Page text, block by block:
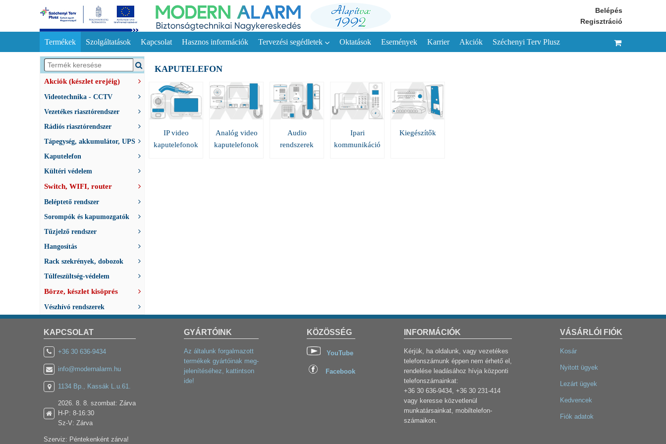
Belépés
Regisztráció
Termékek Szolgáltatások Kapcsolat Hasznos információk Tervezési segédletek Oktatások Események Karrier Akciók Széchenyi Terv Plusz
Akciók (készlet erejéig)
Videotechnika - CCTV
Vezetékes riasztórendszer
Rádiós riasztórendszer
Tápegység, akkumulátor, UPS
Kaputelefon
Kültéri védelem
Switch, WIFI, router
Beléptető rendszer
Sorompók és kapumozgatók
Tűzjelző rendszer
Hangosítás
Rack szekrények, dobozok
Túlfeszültség-védelem
Börze, készlet kisöprés
Vészhívó rendszerek
KAPUTELEFON
IP video
kaputelefonok
Analóg video
kaputelefonok
Audio
rendszerek
Ipari
kommunikáció
Kiegészítők
KAPCSOLAT
+36 30 636-9434
info@modernalarm.hu
1134 Bp., Kassák L.u.61.
2026. 8. 8. szombat: Zárva
H-P: 8-16:30
Sz-V: Zárva
Szerviz: Péntekenként zárva!
VÁSÁRLÓI FIÓK
Kosár
Nyitott ügyek
Lezárt ügyek
Kedvencek
Fiók adatok
KÖZÖSSÉG
YouTube
Facebook
INFORMÁCIÓK
Kérjük, ha oldalunk, vagy vezetékes
telefonszámunk éppen nem érhető el,
rendelése leadásához hívja központi
telefonszámainkat:
+36 30 636-9434, +36 30 231-414
vagy keresse közvetlenül
munkatársainkat, mobiltelefon-
számaikon.
GYÁRTÓINK
Az általunk forgalmazott
termékek gyártóinak meg-
jelenítéséhez, kattintson
ide!